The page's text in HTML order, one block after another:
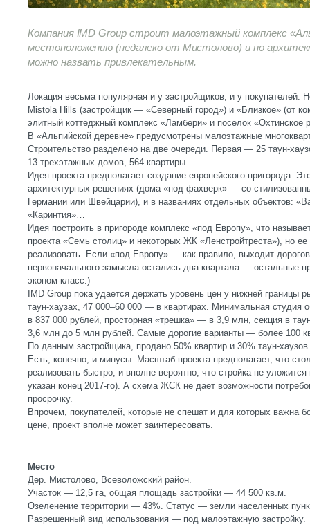
Компания IMD Group строит малоэтажный комплекс
местоположению (недалеко от Мистолово) и по
можно назвать привлекательным.
Локация весьма популярная и у застройщиков, и у покупателей.
Mistola Hills (застройщик — «Северный город») и «Близкое» (от
элитный коттеджный комплекс «Ламбери» и поселок «Охтинское
В «Альпийской деревне» предусмотрены малоэтажные
Строительство разделено на две очереди. Первая — 25 таун-
13 трехэтажных домов, 564 квартиры.
Идея проекта предполагает создание европейского пригорода.
архитектурных решениях (дома «под фахверк» — со
Германии или Швейцарии), и в названиях отдельных объектов:
«Каринтия»…
Идея построить в пригороде комплекс «под Европу», что
проекта «Семь столиц» и некоторых ЖК «Ленстройтреста»), но ее
реализовать. Если «под Европу» — как правило, выходит
первоначального замысла остались два квартала — остальные
эконом-класс.)
IMD Group пока удается держать уровень цен у нижней границы
таун-хаузах, 47 000–60 000 — в квартирах. Минимальная студия
в 837 000 рублей, просторная «трешка» — в 3,9 млн, секция в
3,6 млн до 5 млн рублей. Самые дорогие варианты — более 100
По данным застройщика, продано 50% квартир и 30% таун-хаузов.
Есть, конечно, и минусы. Масштаб проекта предполагает, что
реализовать быстро, и вполне вероятно, что стройка не
указан конец 2017-го). А схема ЖСК не дает возможности
просрочку.
Впрочем, покупателей, которые не спешат и для которых важна
цене, проект вполне может заинтересовать.
Место
Дер. Мистолово, Всеволожский район.
Участок — 12,5 га, общая площадь застройки — 44 500 кв.м.
Озеленение территории — 43%. Статус — земли населенных
Разрешенный вид использования — под малоэтажную застройку.